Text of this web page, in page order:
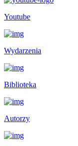
Youtube
Wydarzenia
Biblioteka
Autorzy